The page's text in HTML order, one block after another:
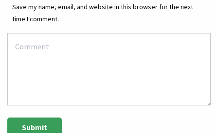
Save my name, email, and website in this browser for the next
time I comment.